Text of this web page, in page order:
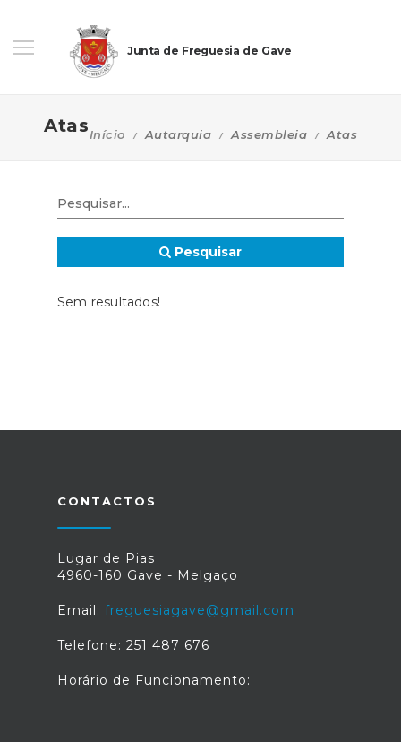
Junta de Freguesia de Gave
AtasInício Autarquia Assembleia Atas
Pesquisar
Sem resultados!
CONTACTOS
Lugar de Pias
4960-160 Gave - Melgaço
Email: freguesiagave@gmail.com
Telefone: 251 487 676
Horário de Funcionamento: